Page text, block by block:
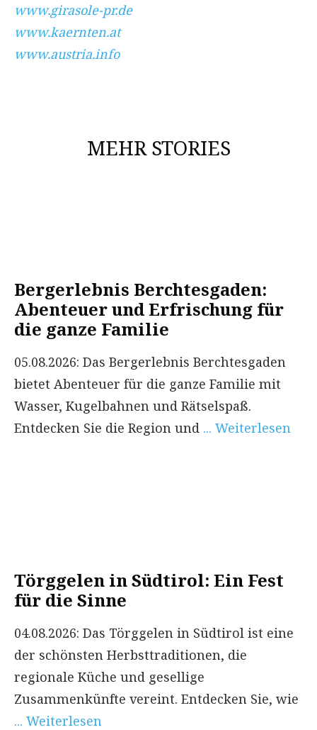
www.girasole-pr.de
www.kaernten.at
www.austria.info
MEHR STORIES
Bergerlebnis Berchtesgaden:
Abenteuer und Erfrischung für
die ganze Familie
05.08.2026: Das Bergerlebnis Berchtesgaden
bietet Abenteuer für die ganze Familie mit
Wasser, Kugelbahnen und Rätselspaß.
Entdecken Sie die Region und ... Weiterlesen
Törggelen in Südtirol: Ein Fest
für die Sinne
04.08.2026: Das Törggelen in Südtirol ist eine
der schönsten Herbsttraditionen, die
regionale Küche und gesellige
Zusammenkünfte vereint. Entdecken Sie, wie
... Weiterlesen